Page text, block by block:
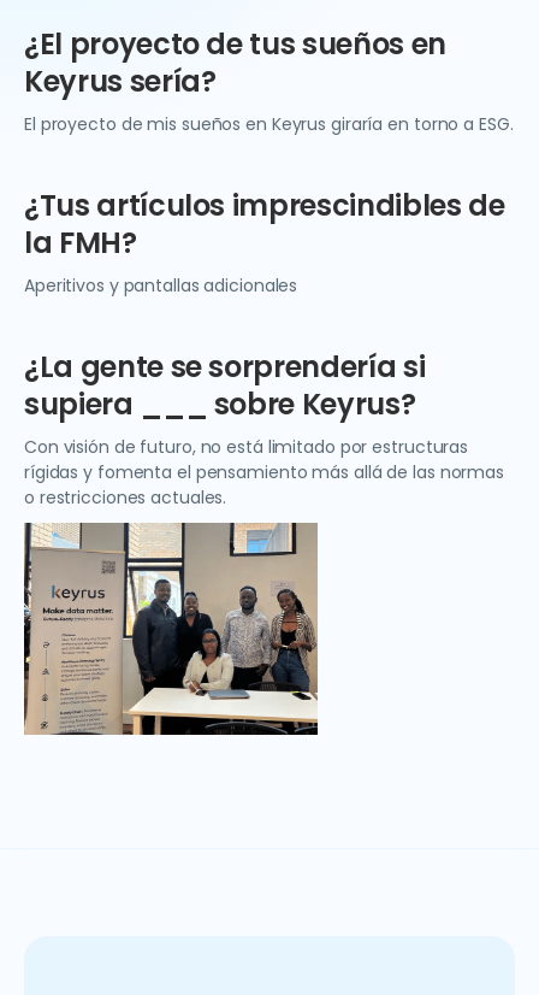
¿El proyecto de tus sueños en
Keyrus sería?
El proyecto de mis sueños en Keyrus giraría en torno a ESG.
¿Tus artículos imprescindibles de
la FMH?
Aperitivos y pantallas adicionales
¿La gente se sorprendería si
supiera ___ sobre Keyrus?
Con visión de futuro, no está limitado por estructuras
rígidas y fomenta el pensamiento más allá de las normas
o restricciones actuales.